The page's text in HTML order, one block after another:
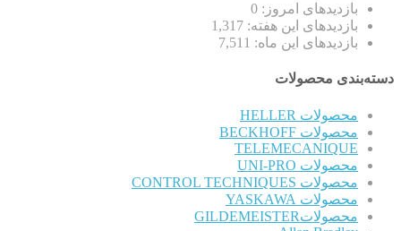
بازدیدهای امروز: 0
بازدیدهای این هفته: 1,317
بازدیدهای این ماه: 7,511
دسته‌بندی محصولات
محصولات HELLER
محصولات BECKHOFF
TELEMECANIQUE
محصولات UNI-PRO
محصولات CONTROL TECHNIQUES
محصولات YASKAWA
محصولاتGILDEMEISTER